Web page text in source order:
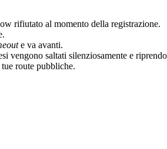
rifiutato al momento della registrazione.
e va avanti.
saltati silenziosamente e
route pubbliche.